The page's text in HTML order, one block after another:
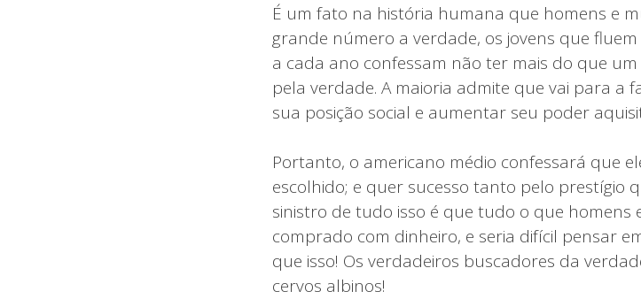
É um fato na história humana que homens e
grande número a verdade, os jovens que
a cada ano confessam não ter mais do que
pela verdade. A maioria admite que vai para
sua posição social e aumentar seu poder
Portanto, o americano médio confessará que
escolhido; e quer sucesso tanto pelo prestígio
sinistro de tudo isso é que tudo o que
comprado com dinheiro, e seria difícil pensar
que isso! Os verdadeiros buscadores da
cervos albinos!